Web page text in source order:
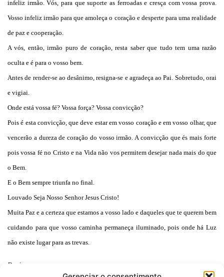
infeliz irmão. Vós, para que suporte as ferroadas e cresça com vossa prova.
Vosso infeliz irmão para que amoleça o coração e desperte para uma realidade
de paz e cooperação.
A vós, então, irmão puro de coração, resta saber que tudo tem uma razão
oculta e é para o vosso bem.
Antes de render-se ao desânimo, resigna-se e agradeça ao Pai. Sobretudo, orai
e vigiai.
Onde está vossa fé? Vossa força? Vossa convicção?
Pois é esta convicção, que deve estar em vosso coração e em vosso olhar, que
vencerão a dureza de coração do vosso irmão. A convicção que és mais forte
pois vossa fé no Cristo e na Vida não vos permitem desejar nada mais do que
o Bem.
E o Bem sempre triunfa no final.
Louvado Seja Nosso Senhor Jesus Cristo!
Muita Paz e a certeza que estamos a vosso lado e daqueles que te querem bem
cuidando para que vosso caminha permaneça iluminado, pois onde há Luz
não existe lugar para as trevas.
Donizete.